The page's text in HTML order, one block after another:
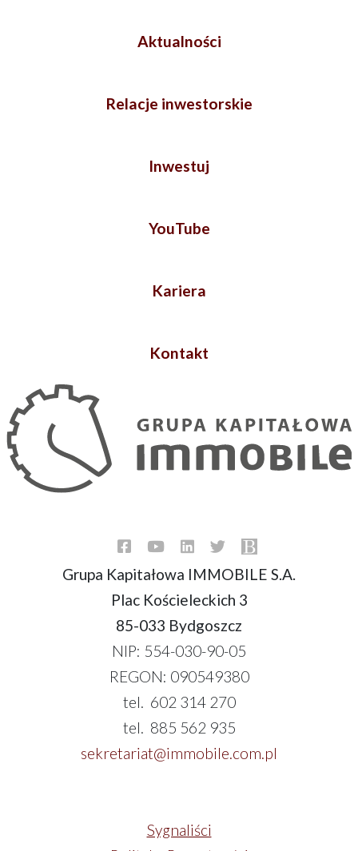
Aktualności
Relacje inwestorskie
Inwestuj
YouTube
Kariera
Kontakt
Grupa Kapitałowa IMMOBILE S.A.
Plac Kościeleckich 3
85-033 Bydgoszcz
NIP: 554-030-90-05
REGON: 090549380
tel. 602 314 270
tel. 885 562 935
sekretariat@immobile.com.pl
Sygnaliści